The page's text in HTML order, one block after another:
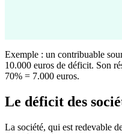
Exemple : un contribuable
10.000 euros de déficit. Son
70% = 7.000 euros.
Le déficit des
La société, qui est redevable